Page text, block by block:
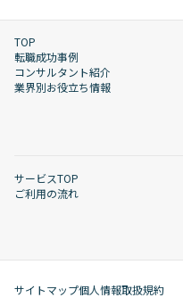
TOP
転職成功事例
コンサルタント紹介
業界別お役立ち情報
サービスTOP
ご利用の流れ
サイトマップ個人情報取扱規約